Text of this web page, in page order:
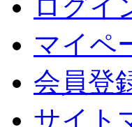
ログイ
マイペ
会員登
サイト